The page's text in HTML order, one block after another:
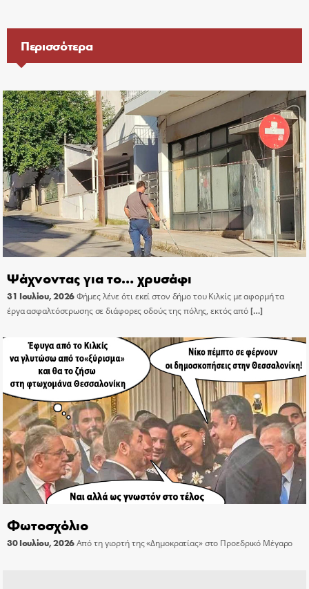
Περισσότερα
Ψάχνοντας για το… χρυσάφι
31 Ιουλίου, 2026Φήμες λένε ότι εκεί στον δήμο του Κιλκίς με αφορμή τα
έργα ασφαλτόστρωσης σε διάφορες οδούς της πόλης, εκτός από[…]
Φωτοσχόλιο
30 Ιουλίου, 2026Από τη γιορτή της «Δημοκρατίας» στο Προεδρικό Μέγαρο